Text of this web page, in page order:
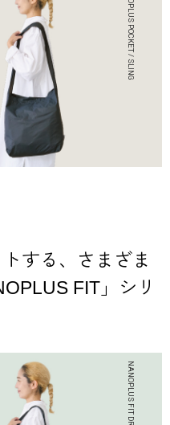
する、さまざま
FIT」シリ